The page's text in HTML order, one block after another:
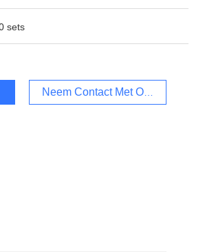
sets
Neem Contact Met Ons Op